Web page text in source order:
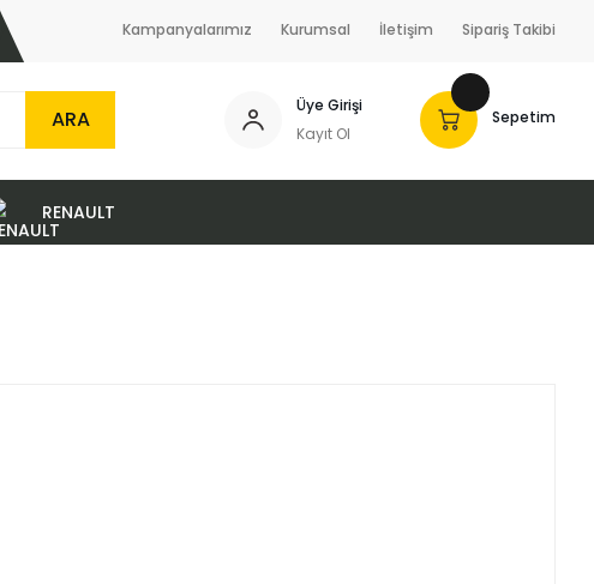
Kampanyalarımız Kurumsal İletişim Sipariş Takibi
ARA
Üye Girişi
Kayıt Ol
Sepetim
RENAULT